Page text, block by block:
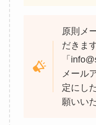
原則メ
だきま
「
メール
定にし
願いい